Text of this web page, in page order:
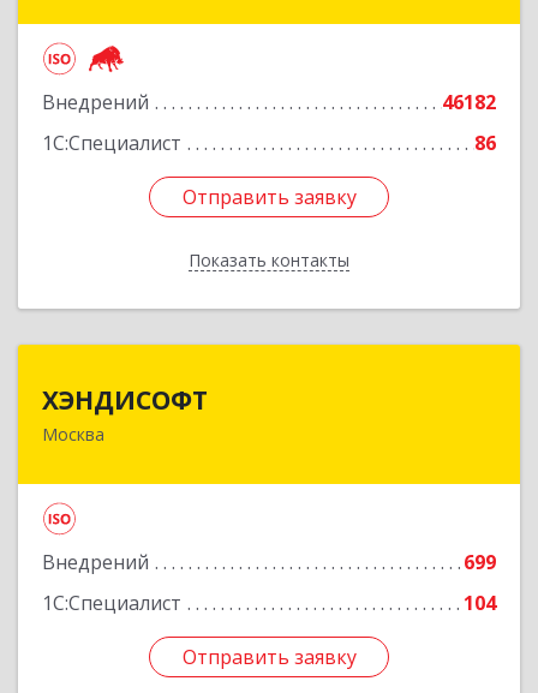
Внедрений
46182
1С:Специалист
86
Отправить заявку
Показать контакты
Отправить заявку
Назад
ХЭНДИСОФТ
Москва
Внедрений
699
1С:Специалист
104
Отправить заявку
115114, Москва г, Кожевнический 2-й пер, дом
Отправить заявку